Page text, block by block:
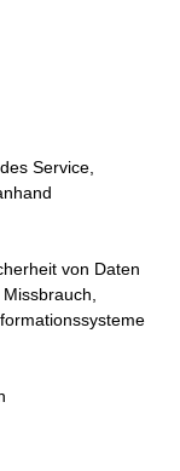
Service,
von Daten